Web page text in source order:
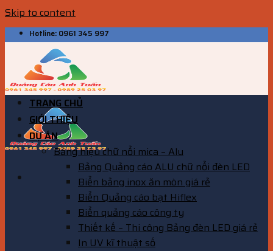
Skip to content
Hotline: 0961 345 997
TRANG CHỦ
GIỚI THIỆU
DỰ ÁN
Bảng hiệu chữ nổi mica – Alu
Bảng Quảng cáo ALU chữ nổi đèn LED
Biển bảng inox ăn mòn giá rẻ
Biển Quảng cáo bạt Hiflex
Biển quảng cáo công ty
Thiết kế – Thi công Bảng đèn LED giá rẻ
In UV kĩ thuật số